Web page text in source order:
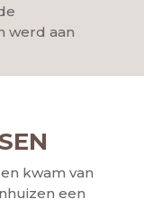
werd aan
kwam van
een